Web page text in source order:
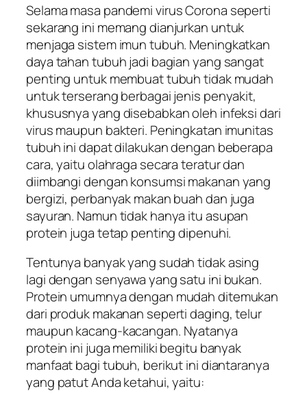
Selama masa pandemi virus Corona seperti
sekarang ini memang dianjurkan untuk
menjaga sistem imun tubuh. Meningkatkan
daya tahan tubuh jadi bagian yang sangat
penting untuk membuat tubuh tidak mudah
untuk terserang berbagai jenis penyakit,
khususnya yang disebabkan oleh infeksi dari
virus maupun bakteri. Peningkatan imunitas
tubuh ini dapat dilakukan dengan beberapa
cara, yaitu olahraga secara teratur dan
diimbangi dengan konsumsi makanan yang
bergizi, perbanyak makan buah dan juga
sayuran. Namun tidak hanya itu asupan
protein juga tetap penting dipenuhi.
Tentunya banyak yang sudah tidak asing
lagi dengan senyawa yang satu ini bukan.
Protein umumnya dengan mudah ditemukan
dari produk makanan seperti daging, telur
maupun kacang-kacangan. Nyatanya
protein ini juga memiliki begitu banyak
manfaat bagi tubuh, berikut ini diantaranya
yang patut Anda ketahui, yaitu: